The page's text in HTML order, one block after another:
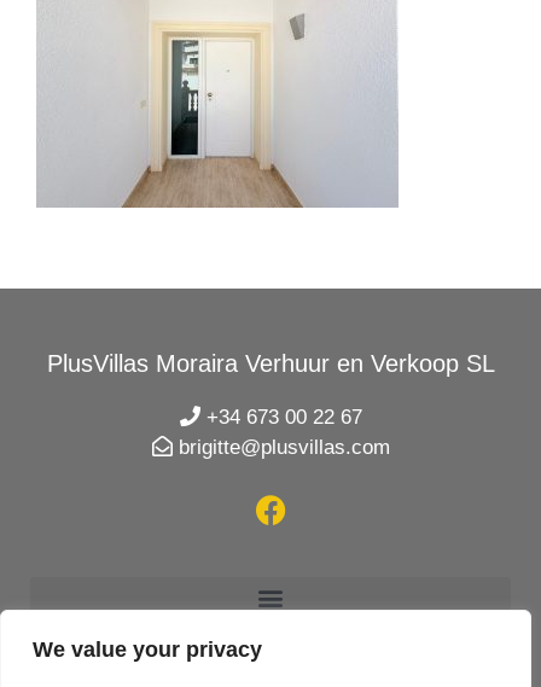
We value your privacy
PlusVillas Moraira Verhuur en Verkoop SL
+34 673 00 22 67
brigitte@plusvillas.com